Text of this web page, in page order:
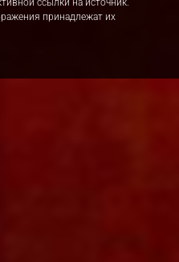
ссылки на источник.
принадлежат их